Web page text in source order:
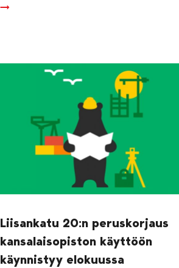
Liisankatu 20:n peruskorjaus
kansalaisopiston käyttöön
käynnistyy elokuussa